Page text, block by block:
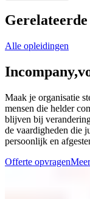
Alle opleidingen
Incompany,
Maak je organisatie
mensen die helder
blijven bij
de vaardigheden die
persoonlijk en
Offerte opvragen